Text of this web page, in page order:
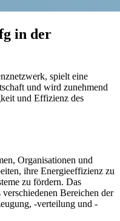
in der
spielt eine
und wird zunehmend
und Effizienz des
Organisationen und
ihre Energieeffizienz zu
zu fördern. Das
Bereichen der
-verteilung und -